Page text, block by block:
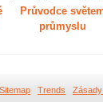
Průvodce
průmyslu
Sitemap Trends Zásady